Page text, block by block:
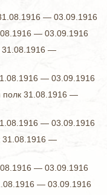
— 03.09.1916
— 03.09.1916
31.08.1916 —
— 03.09.1916
полк 31.08.1916 —
— 03.09.1916
31.08.1916 —
— 03.09.1916
— 03.09.1916